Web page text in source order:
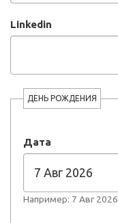
Linkedin
ДЕНЬ РОЖДЕНИЯ
Дата
Например: 7 Авг 2026